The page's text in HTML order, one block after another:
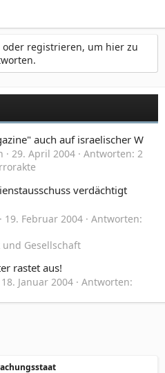
registrieren, um hier zu
auch auf israelischer W
29. April 2004
Antworten: 2
verdächtigt
19. Februar 2004
Antworten:
Gesellschaft
rastet aus!
18. Januar 2004
Antworten: